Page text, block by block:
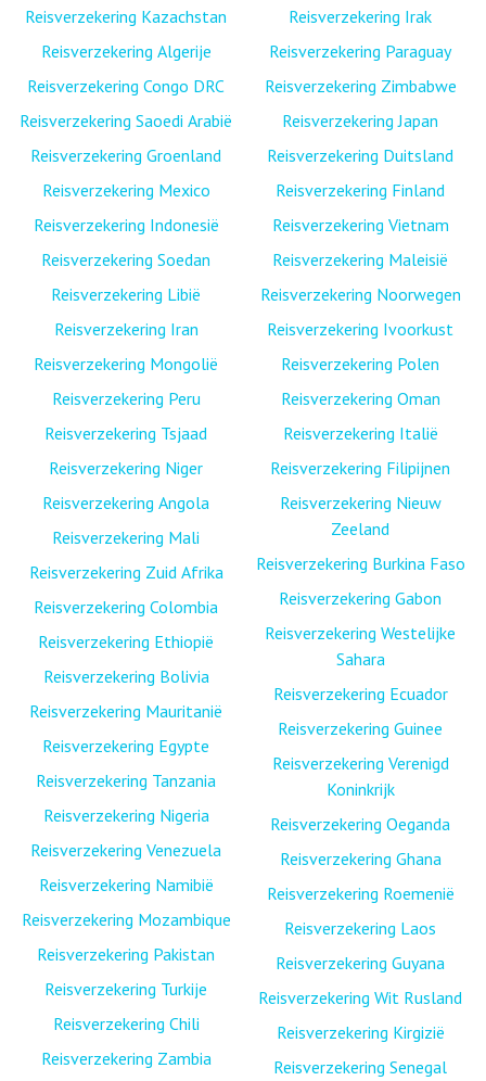
Reisverzekering Kazachstan
Reisverzekering Algerije
Reisverzekering Congo DRC
Reisverzekering Saoedi Arabië
Reisverzekering Groenland
Reisverzekering Mexico
Reisverzekering Indonesië
Reisverzekering Soedan
Reisverzekering Libië
Reisverzekering Iran
Reisverzekering Mongolië
Reisverzekering Peru
Reisverzekering Tsjaad
Reisverzekering Niger
Reisverzekering Angola
Reisverzekering Mali
Reisverzekering Zuid Afrika
Reisverzekering Colombia
Reisverzekering Ethiopië
Reisverzekering Bolivia
Reisverzekering Mauritanië
Reisverzekering Egypte
Reisverzekering Tanzania
Reisverzekering Nigeria
Reisverzekering Venezuela
Reisverzekering Namibië
Reisverzekering Mozambique
Reisverzekering Pakistan
Reisverzekering Turkije
Reisverzekering Chili
Reisverzekering Zambia
Reisverzekering Irak
Reisverzekering Paraguay
Reisverzekering Zimbabwe
Reisverzekering Japan
Reisverzekering Duitsland
Reisverzekering Finland
Reisverzekering Vietnam
Reisverzekering Maleisië
Reisverzekering Noorwegen
Reisverzekering Ivoorkust
Reisverzekering Polen
Reisverzekering Oman
Reisverzekering Italië
Reisverzekering Filipijnen
Reisverzekering Nieuw
Zeeland
Reisverzekering Burkina Faso
Reisverzekering Gabon
Reisverzekering Westelijke
Sahara
Reisverzekering Ecuador
Reisverzekering Guinee
Reisverzekering Verenigd
Koninkrijk
Reisverzekering Oeganda
Reisverzekering Ghana
Reisverzekering Roemenië
Reisverzekering Laos
Reisverzekering Guyana
Reisverzekering Wit Rusland
Reisverzekering Kirgizië
Reisverzekering Senegal